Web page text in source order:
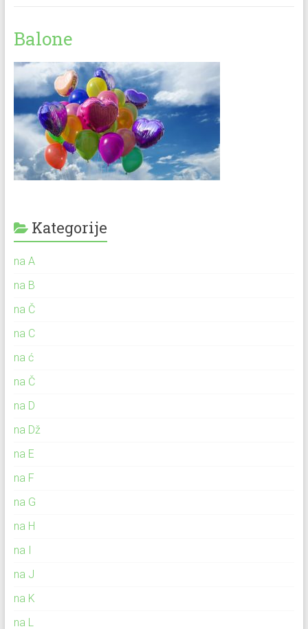
Balone
Kategorije
na A
na B
na Č
na C
na ć
na Č
na D
na Dž
na E
na F
na G
na H
na I
na J
na K
na L